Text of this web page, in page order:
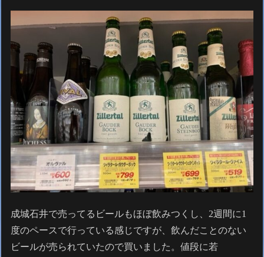
成城石井で売ってるビールもほぼ飲みつくし、2週間に1
度のペースで行っている感じですが、飲んだことのない
ビールが売られていたので買いました。値段に若